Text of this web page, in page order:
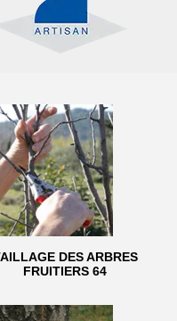
DES ARBRES
FRUITIERS 64